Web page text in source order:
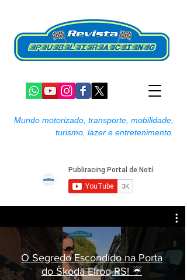
Mundo motorizado, transporte, mobilidade,
turismo, lazer e entretenimento
O Segredo Escondido na Porta
do Škoda Elroq RS! ☔